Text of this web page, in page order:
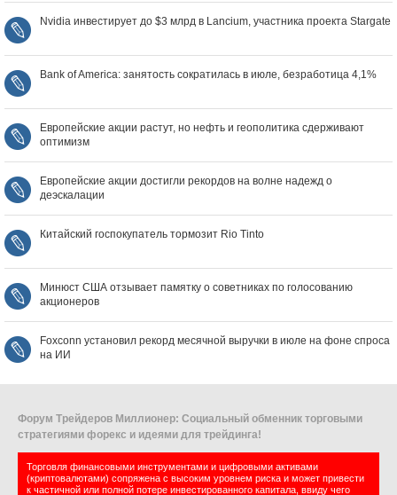
Nvidia инвестирует до $3 млрд в Lancium, участника проекта Stargate
Bank of America: занятость сократилась в июле, безработица 4,1%
Европейские акции растут, но нефть и геополитика сдерживают
оптимизм
Европейские акции достигли рекордов на волне надежд о
деэскалации
Китайский госпокупатель тормозит Rio Tinto
Минюст США отзывает памятку о советниках по голосованию
акционеров
Foxconn установил рекорд месячной выручки в июле на фоне спроса
на ИИ
Форум Трейдеров Миллионер: Социальный обменник торговыми
стратегиями форекс и идеями для трейдинга!
Торговля финансовыми инструментами и цифровыми активами
(криптовалютами) сопряжена с высоким уровнем риска и может привести
к частичной или полной потере инвестированного капитала, ввиду чего